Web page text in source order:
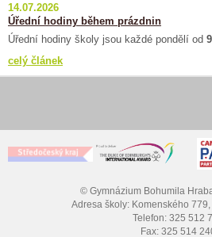
14.07.2026
Úřední hodiny během prázdnin
Úřední hodiny školy jsou každé pondělí od
celý článek
© Gymnázium Bohumila
Adresa školy: Komenského
Telefon: 325 512
Fax: 325 514